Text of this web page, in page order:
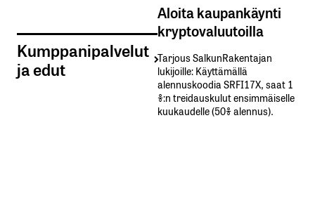
Kumppanipalvelut
ja edut
Aloita kaupankäynti
kryptovaluutoilla
Tarjous SalkunRakentajan
lukijoille: Käyttämällä​ ​
alennuskoodia​ ​SRFI17X,​ ​saat​ ​1
%:n treidauskulut​ ​ensimmäiselle​ ​
kuukaudelle​ ​(50%​ ​alennus).